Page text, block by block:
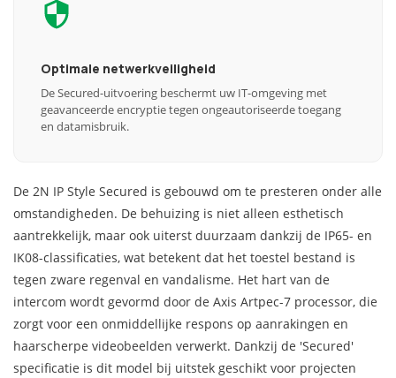
Optimale netwerkveiligheid
De Secured-uitvoering beschermt uw IT-omgeving met
geavanceerde encryptie tegen ongeautoriseerde toegang
en datamisbruik.
De 2N IP Style Secured is gebouwd om te presteren onder alle
omstandigheden. De behuizing is niet alleen esthetisch
aantrekkelijk, maar ook uiterst duurzaam dankzij de IP65- en
IK08-classificaties, wat betekent dat het toestel bestand is
tegen zware regenval en vandalisme. Het hart van de
intercom wordt gevormd door de Axis Artpec-7 processor, die
zorgt voor een onmiddellijke respons op aanrakingen en
haarscherpe videobeelden verwerkt. Dankzij de 'Secured'
specificatie is dit model bij uitstek geschikt voor projecten